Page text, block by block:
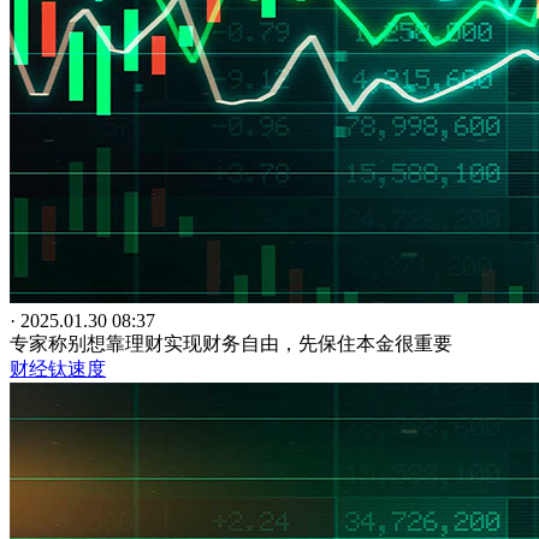
· 2025.01.30 08:37
专家称别想靠理财实现财务自由，先保住本金很重要
财经钛速度